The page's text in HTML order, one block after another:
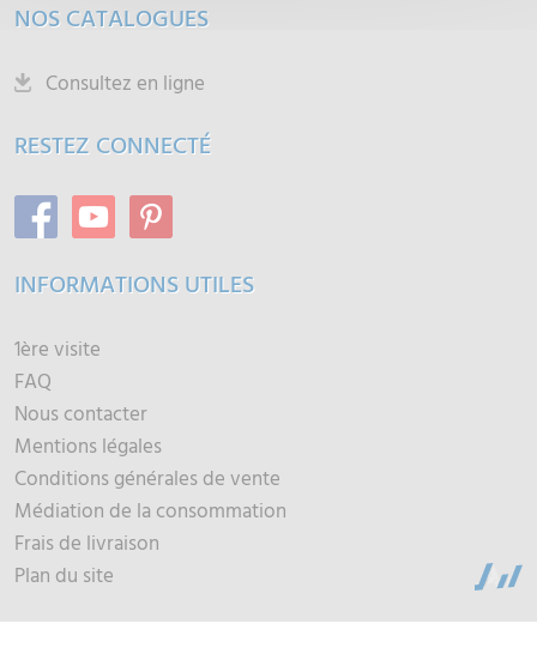
NOS CATALOGUES
Consultez en ligne
RESTEZ CONNECTÉ
INFORMATIONS UTILES
1ère visite
FAQ
Nous contacter
Mentions légales
Conditions générales de vente
Médiation de la consommation
Frais de livraison
Plan du site